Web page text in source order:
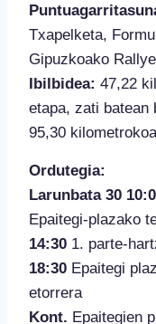
Txapelketa,
Gipuzkoako
Ibilbidea: 47,22
etapa, zati batean
95,30
Ordutegia:
Larunbata 30
Epaitegi-plazako
14:30 1. parte-
18:30 Epaitegi
etorrera
Kont. Epaitegien